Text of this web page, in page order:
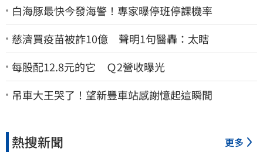
白海豚最快今發海警！專家曝停班停課機率
慈濟買疫苗被詐10億 聲明1句醫轟：太瞎
每股配12.8元的它 Ｑ2營收曝光
吊車大王哭了！望新豐車站感謝憶起這瞬間
熱搜新聞 更多